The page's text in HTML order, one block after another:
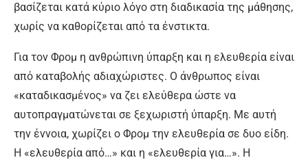
βασίζεται κατά κύριο λόγο στη διαδικασία της μάθησης,
χωρίς να καθορίζεται από τα ένστικτα.
Για τον Φρομ η ανθρώπινη ύπαρξη και η ελευθερία είναι
από καταβολής αδιαχώριστες. Ο άνθρωπος είναι
«καταδικασμένος» να ζει ελεύθερα ώστε να
αυτοπραγματώνεται σε ξεχωριστή ύπαρξη. Με αυτή
την έννοια, χωρίζει ο Φρομ την ελευθερία σε δυο είδη.
Η «ελευθερία από…» και η «ελευθερία για…». Η